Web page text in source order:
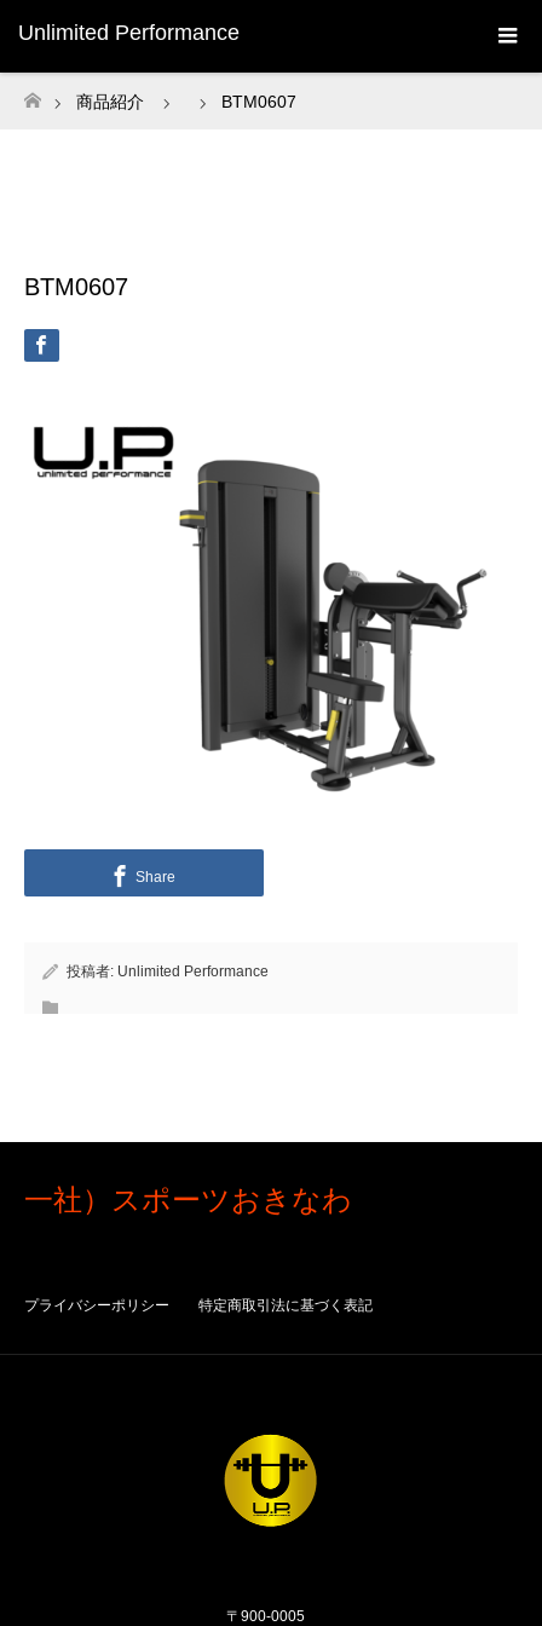
Unlimited Performance
ホーム
商品紹介 BTM0607
BTM0607
Share
投稿者: Unlimited Performance
一社）スポーツおきなわ
プライバシーポリシー 特定商取引法に基づく表記
〒900-0005